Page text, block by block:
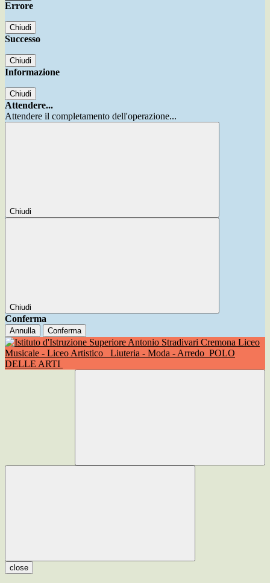
Errore
Chiudi
Successo
Chiudi
Informazione
Chiudi
Attendere...
Attendere il completamento dell'operazione...
Chiudi
Chiudi
Conferma
Annulla Conferma
Liceo
Musicale - Liceo Artistico
Liuteria - Moda - Arredo POLO
DELLE ARTI
close